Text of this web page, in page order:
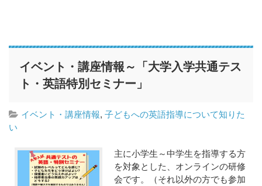
イベント・講座情報～「大学入学共通テス
ト・英語特別セミナー」
イベント・講座情報,子どもへの英語指導について知りた
い
主に小学生～中学生を指導する方
を対象とした、オンラインの研修
会です。（それ以外の方でも参加